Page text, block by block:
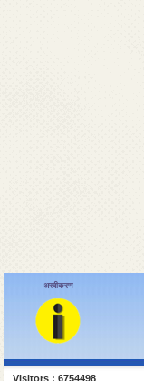
अस्वीकरण
Visitors : 6754498